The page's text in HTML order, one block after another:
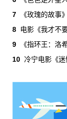
6月29日
时间，年轻
多。20岁以
乎归零…
6月29日
7
《玫瑰的故事
8 电影《我才不
9
《指环王：洛
10 冷宁电影《